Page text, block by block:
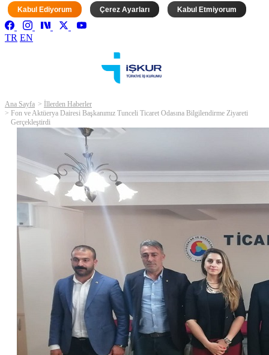
Kabul Ediyorum Çerez Ayarları Kabul Etmiyorum
TR EN
Ana Sayfa
İllerden Haberler
Fon ve Aktüerya Dairesi Başkanımız Tunceli Ticaret Odasına Bilgilendirme Ziyareti
Gerçekleştirdi